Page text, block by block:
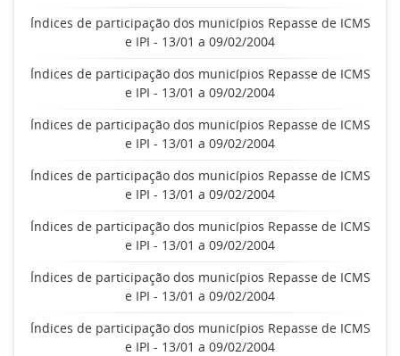
Índices de participação dos municípios Repasse de ICMS
e IPI - 13/01 a 09/02/2004
Índices de participação dos municípios Repasse de ICMS
e IPI - 13/01 a 09/02/2004
Índices de participação dos municípios Repasse de ICMS
e IPI - 13/01 a 09/02/2004
Índices de participação dos municípios Repasse de ICMS
e IPI - 13/01 a 09/02/2004
Índices de participação dos municípios Repasse de ICMS
e IPI - 13/01 a 09/02/2004
Índices de participação dos municípios Repasse de ICMS
e IPI - 13/01 a 09/02/2004
Índices de participação dos municípios Repasse de ICMS
e IPI - 13/01 a 09/02/2004